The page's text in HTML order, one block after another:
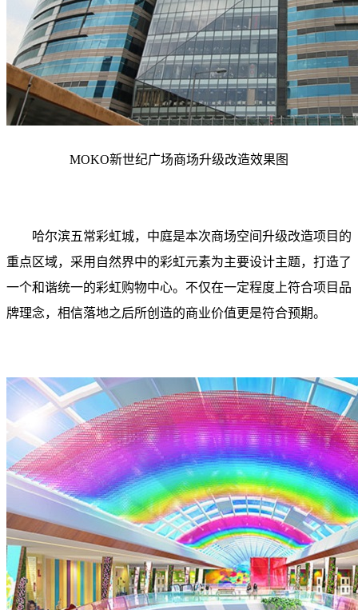
MOKO新世纪广场商场升级改造效果图
哈尔滨五常彩虹城，中庭是本次商场空间升级改造项目的
重点区域，采用自然界中的彩虹元素为主要设计主题，打造了
一个和谐统一的彩虹购物中心。不仅在一定程度上符合项目品
牌理念，相信落地之后所创造的商业价值更是符合预期。